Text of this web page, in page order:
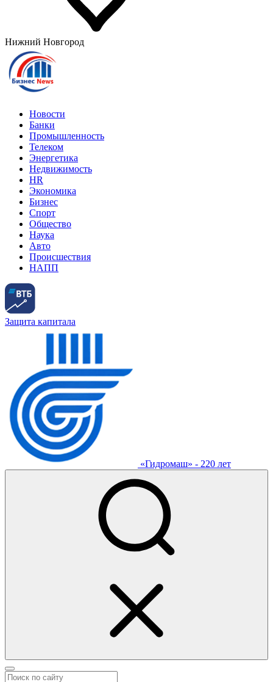
Нижний Новгород
Новости
Банки
Промышленность
Телеком
Энергетика
Недвижимость
HR
Экономика
Бизнес
Спорт
Общество
Наука
Авто
Происшествия
НАПП
Защита капитала
«Гидромаш» - 220 лет